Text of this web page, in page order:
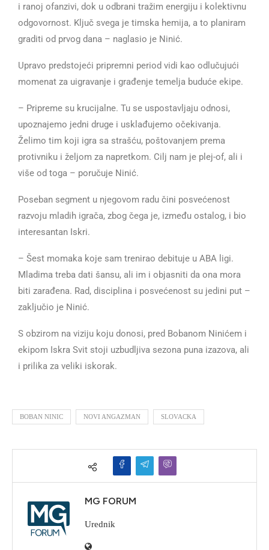
i ranoj ofanzivi, dok u odbrani tražim energiju i kolektivnu
odgovornost. Ključ svega je timska hemija, a to planiram
graditi od prvog dana – naglasio je Ninić.
Upravo predstojeći pripremni period vidi kao odlučujući
momenat za uigravanje i građenje temelja buduće ekipe.
– Pripreme su krucijalne. Tu se uspostavljaju odnosi,
upoznajemo jedni druge i usklađujemo očekivanja.
Želimo tim koji igra sa strašću, poštovanjem prema
protivniku i željom za napretkom. Cilj nam je plej-of, ali i
više od toga – poručuje Ninić.
Poseban segment u njegovom radu čini posvećenost
razvoju mladih igrača, zbog čega je, između ostalog, i bio
interesantan Iskri.
– Šest momaka koje sam trenirao debituje u ABA ligi.
Mladima treba dati šansu, ali im i objasniti da ona mora
biti zarađena. Rad, disciplina i posvećenost su jedini put –
zaključio je Ninić.
S obzirom na viziju koju donosi, pred Bobanom Ninićem i
ekipom Iskra Svit stoji uzbudljiva sezona puna izazova, ali
i prilika za veliki iskorak.
BOBAN NINIC NOVI ANGAZMAN SLOVACKA
MG FORUM
Urednik